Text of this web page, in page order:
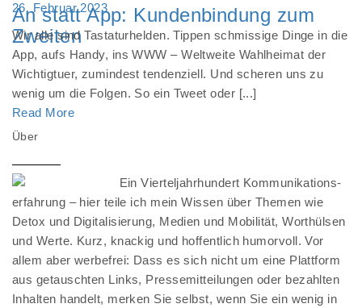
An statt App: Kundenbindung zum
Zweiten
26. Februar 2023
Wir alle sind Tastaturhelden. Tippen schmissige Dinge in die
App, aufs Handy, ins WWW – Weltweite Wahlheimat der
Wichtigtuer, zumindest tendenziell. Und scheren uns zu
wenig um die Folgen. So ein Tweet oder [...]
Read More
Über
Ein Vierteljahrhundert Kommunikations-
erfahrung – hier teile ich mein Wissen über Themen wie
Detox und Digitalisierung, Medien und Mobilität, Worthülsen
und Werte. Kurz, knackig und hoffentlich humorvoll. Vor
allem aber werbefrei: Dass es sich nicht um eine Plattform
aus getauschten Links, Pressemitteilungen oder bezahlten
Inhalten handelt, merken Sie selbst, wenn Sie ein wenig in